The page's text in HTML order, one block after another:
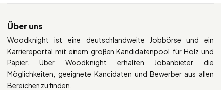
Über uns
Woodknight ist eine deutschlandweite Jobbörse und ein
Karriereportal mit einem großen Kandidatenpool für Holz und
Papier. Über Woodknight erhalten Jobanbieter die
Möglichkeiten, geeignete Kandidaten und Bewerber aus allen
Bereichen zu finden.